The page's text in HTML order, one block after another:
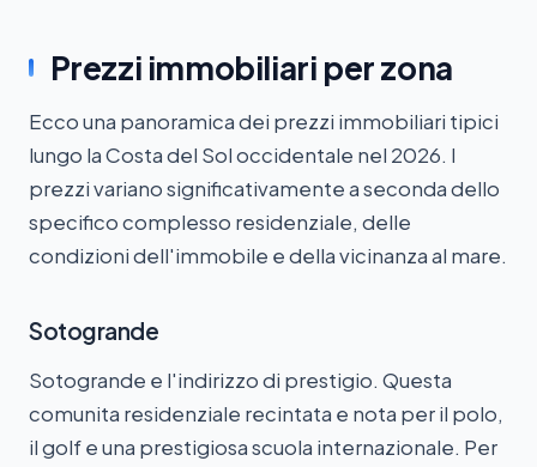
Prezzi immobiliari per zona
Ecco una panoramica dei prezzi immobiliari tipici
lungo la Costa del Sol occidentale nel 2026. I
prezzi variano significativamente a seconda dello
specifico complesso residenziale, delle
condizioni dell'immobile e della vicinanza al mare.
Sotogrande
Sotogrande e l'indirizzo di prestigio. Questa
comunita residenziale recintata e nota per il polo,
il golf e una prestigiosa scuola internazionale. Per